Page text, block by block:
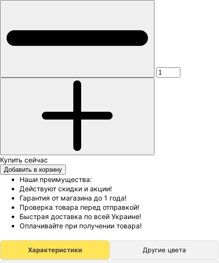
Добавить в корзину
Наши преимущества:
Действуют скидки и акции!
Гарантия от магазина до 1 года!
Проверка товара перед отправкой!
Быстрая доставка по всей Украине!
Оплачивайте при получении товара!
Характеристики Другие цвета